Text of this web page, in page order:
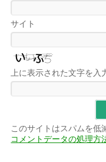
サイト
上に表示された文字を入
このサイトはスパムを低
コメントデータの処理方